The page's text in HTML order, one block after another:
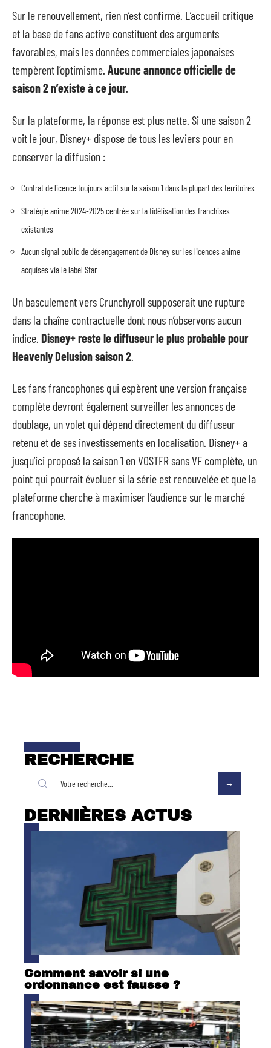
Sur le renouvellement, rien n’est confirmé. L’accueil critique
et la base de fans active constituent des arguments
favorables, mais les données commerciales japonaises
tempèrent l’optimisme. Aucune annonce officielle de
saison 2 n’existe à ce jour.
Sur la plateforme, la réponse est plus nette. Si une saison 2
voit le jour, Disney+ dispose de tous les leviers pour en
conserver la diffusion :
Contrat de licence toujours actif sur la saison 1 dans la plupart des territoires
Stratégie anime 2024-2025 centrée sur la fidélisation des franchises
existantes
Aucun signal public de désengagement de Disney sur les licences anime
acquises via le label Star
Un basculement vers Crunchyroll supposerait une rupture
dans la chaîne contractuelle dont nous n’observons aucun
indice. Disney+ reste le diffuseur le plus probable pour
Heavenly Delusion saison 2
Les fans francophones qui espèrent une version française
complète devront également surveiller les annonces de
doublage, un volet qui dépend directement du diffuseur
retenu et de ses investissements en localisation. Disney+ a
jusqu’ici proposé la saison 1 en VOSTFR sans VF complète, un
point qui pourrait évoluer si la série est renouvelée et que la
plateforme cherche à maximiser l’audience sur le marché
francophone.
RECHERCHE
DERNIÈRES ACTUS
Comment savoir si une
ordonnance est fausse ?